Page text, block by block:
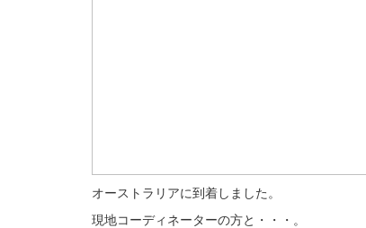
オーストラリアに到着しまし
現地コーディネーターの方と・・・。